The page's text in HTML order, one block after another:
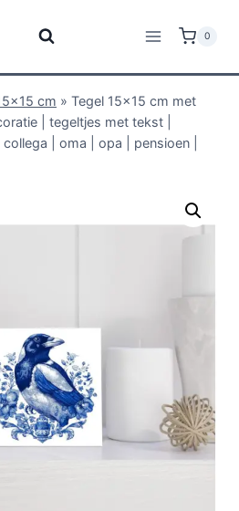
0
cm » Tegel 15×15 cm met
| tegeltjes met tekst |
| oma | opa | pensioen |